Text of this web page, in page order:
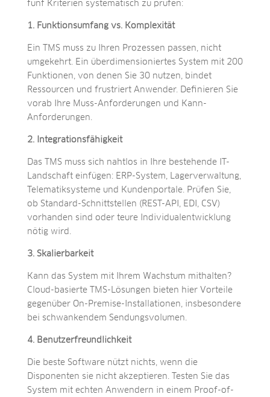
fünf Kriterien systematisch zu prüfen:
1. Funktionsumfang vs. Komplexität
Ein TMS muss zu Ihren Prozessen passen, nicht
umgekehrt. Ein überdimensioniertes System mit 200
Funktionen, von denen Sie 30 nutzen, bindet
Ressourcen und frustriert Anwender. Definieren Sie
vorab Ihre Muss-Anforderungen und Kann-
Anforderungen.
2. Integrationsfähigkeit
Das TMS muss sich nahtlos in Ihre bestehende IT-
Landschaft einfügen: ERP-System, Lagerverwaltung,
Telematiksysteme und Kundenportale. Prüfen Sie,
ob Standard-Schnittstellen (REST-API, EDI, CSV)
vorhanden sind oder teure Individualentwicklung
nötig wird.
3. Skalierbarkeit
Kann das System mit Ihrem Wachstum mithalten?
Cloud-basierte TMS-Lösungen bieten hier Vorteile
gegenüber On-Premise-Installationen, insbesondere
bei schwankendem Sendungsvolumen.
4. Benutzerfreundlichkeit
Die beste Software nützt nichts, wenn die
Disponenten sie nicht akzeptieren. Testen Sie das
System mit echten Anwendern in einem Proof-of-